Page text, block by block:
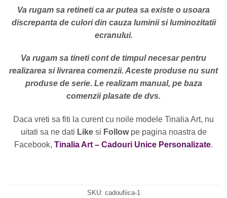
Va rugam sa retineti ca ar putea sa existe o usoara
discrepanta de culori din cauza luminii si luminozitatii
ecranului.
Va rugam sa tineti cont de timpul necesar pentru
realizarea si livrarea comenzii. Aceste produse nu sunt
produse de serie. Le realizam manual, pe baza
comenzii plasate de dvs.
Daca vreti sa fiti la curent cu noile modele Tinalia Art, nu
uitati sa ne dati Likesi Followpe pagina noastra de
Facebook, Tinalia Art – Cadouri Unice Personalizate.
SKU: cadoufiica-1